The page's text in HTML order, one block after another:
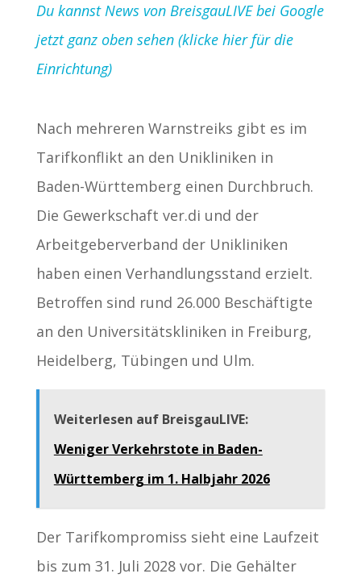
Du kannst News von BreisgauLIVE bei Google
jetzt ganz oben sehen (klicke hier für die
Einrichtung)
Nach mehreren Warnstreiks gibt es im
Tarifkonflikt an den Unikliniken in
Baden-Württemberg einen Durchbruch.
Die Gewerkschaft ver.di und der
Arbeitgeberverband der Unikliniken
haben einen Verhandlungsstand erzielt.
Betroffen sind rund 26.000 Beschäftigte
an den Universitätskliniken in Freiburg,
Heidelberg, Tübingen und Ulm.
Weiterlesen auf BreisgauLIVE:
Weniger Verkehrstote in Baden-
Württemberg im 1. Halbjahr 2026
Der Tarifkompromiss sieht eine Laufzeit
bis zum 31. Juli 2028 vor. Die Gehälter